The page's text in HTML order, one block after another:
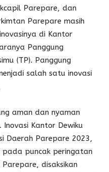
Parepare, dan
Parepare masih
di Kantor
Panggung
(TP). Panggung
salah satu inovasi
aman dan nyaman
Kantor Dewiku
Daerah Parepare 2023,
puncak peringatan
disaksikan